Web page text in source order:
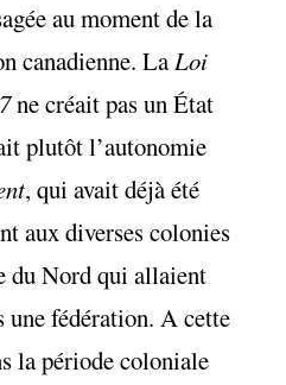
au moment de la
canadienne. LaLoi
ne créait pas un État
plutôt l’autonomie
, qui avait déjà été
aux diverses colonies
du Nord qui allaient
une fédération. A cette
la période coloniale